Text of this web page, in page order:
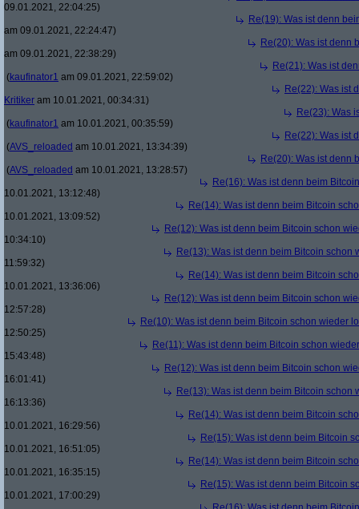
09.01.2021, 22:04:25)
Re(19): Was ist denn
am 09.01.2021, 22:24:47)
Re(20): Was ist denn
am 09.01.2021, 22:38:29)
Re(21): Was ist
(kaufinator1 am 09.01.2021, 22:59:02)
Re(22): Was ist
Kritiker am 10.01.2021, 00:34:31)
Re(23): Was
(kaufinator1 am 10.01.2021, 00:35:59)
Re(22): Was ist
(AVS_reloaded am 10.01.2021, 13:34:39)
Re(20): Was ist denn
(AVS_reloaded am 10.01.2021, 13:28:57)
Re(16): Was ist denn beim
10.01.2021, 13:12:48)
Re(14): Was ist denn beim Bitcoin
10.01.2021, 13:09:52)
Re(12): Was ist denn beim Bitcoin schon
10:34:10)
Re(13): Was ist denn beim Bitcoin schon
11:59:32)
Re(14): Was ist denn beim Bitcoin
10.01.2021, 13:36:06)
Re(12): Was ist denn beim Bitcoin schon
12:57:28)
Re(10): Was ist denn beim Bitcoin schon wieder
12:50:25)
Re(11): Was ist denn beim Bitcoin schon
15:43:48)
Re(12): Was ist denn beim Bitcoin schon
16:01:41)
Re(13): Was ist denn beim Bitcoin schon
16:13:36)
Re(14): Was ist denn beim Bitcoin
10.01.2021, 16:29:56)
Re(15): Was ist denn beim Bitcoin
10.01.2021, 16:51:05)
Re(14): Was ist denn beim Bitcoin
10.01.2021, 16:35:15)
Re(15): Was ist denn beim Bitcoin
10.01.2021, 17:00:29)